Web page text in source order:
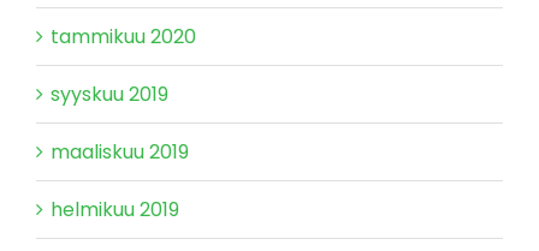
tammikuu 2020
syyskuu 2019
maaliskuu 2019
helmikuu 2019